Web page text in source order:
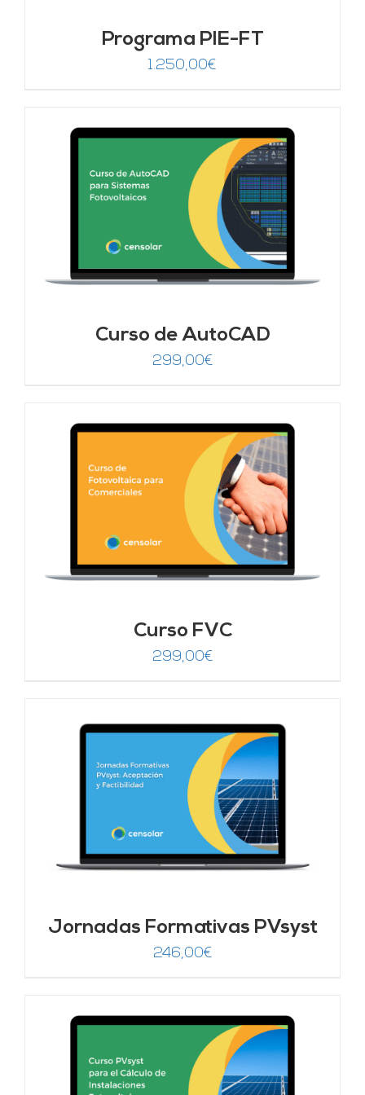
Programa PIE-FT
1.250,00€
Curso de AutoCAD
299,00€
Curso FVC
299,00€
Jornadas Formativas PVsyst
246,00€